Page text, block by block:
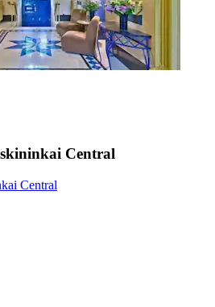
Central
Central